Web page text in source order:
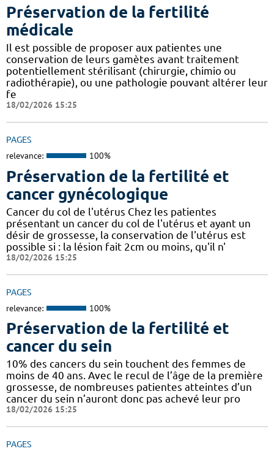
Préservation de la fertilité
médicale
Il est possible de proposer aux patientes une
conservation de leurs gamètes avant traitement
potentiellement stérilisant (chirurgie, chimio ou
radiothérapie), ou une pathologie pouvant altérer leur
fe
18/02/2026 15:25
PAGES
relevance: 100%
Préservation de la fertilité et
cancer gynécologique
Cancer du col de l'utérus Chez les patientes
présentant un cancer du col de l'utérus et ayant un
désir de grossesse, la conservation de l'utérus est
possible si : la lésion fait 2cm ou moins, qu'il n'
18/02/2026 15:25
PAGES
relevance: 100%
Préservation de la fertilité et
cancer du sein
10% des cancers du sein touchent des femmes de
moins de 40 ans. Avec le recul de l’âge de la première
grossesse, de nombreuses patientes atteintes d’un
cancer du sein n’auront donc pas achevé leur pro
18/02/2026 15:25
PAGES